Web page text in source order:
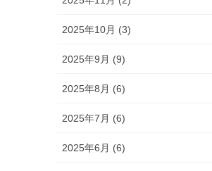
2025年10月 (3)
2025年9月 (9)
2025年8月 (6)
2025年7月 (6)
2025年6月 (6)